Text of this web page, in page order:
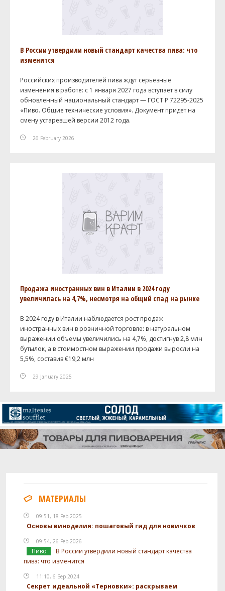
В России утвердили новый стандарт качества пива: что
изменится
Российских производителей пива ждут серьезные
изменения в работе: с 1 января 2027 года вступает в силу
обновленный национальный стандарт — ГОСТ Р 72295-2025
«Пиво. Общие технические условия». Документ придет на
смену устаревшей версии 2012 года.
26 February 2026
Продажа иностранных вин в Италии в 2024 году
увеличилась на 4,7%, несмотря на общий спад на рынке
В 2024 году в Италии наблюдается рост продаж
иностранных вин в розничной торговле: в натуральном
выражении объемы увеличились на 4,7%, достигнув 2,8 млн
бутылок, а в стоимостном выражении продажи выросли на
5,5%, составив €19,2 млн
29 January 2025
МАТЕРИАЛЫ
09:51, 18 Feb 2025
Основы виноделия: пошаговый гид для новичков
09:54, 26 Feb 2026
Пиво
В России утвердили новый стандарт качества
пива: что изменится
11:10, 6 Sep 2024
Секрет идеальной «Терновки»: раскрываем